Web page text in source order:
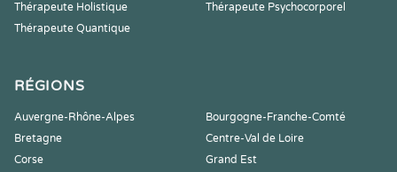
Thérapeute Holistique
Thérapeute Psychocorporel
Thérapeute Quantique
RÉGIONS
Auvergne-Rhône-Alpes
Bourgogne-Franche-Comté
Bretagne
Centre-Val de Loire
Corse
Grand Est